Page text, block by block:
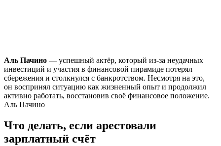
Аль Пачино — успешный актёр, который из-за неудачных
инвестиций и участия в финансовой пирамиде потерял
сбережения и столкнулся с банкротством. Несмотря на это,
он воспринял ситуацию как жизненный опыт и продолжил
активно работать, восстановив своё финансовое положение.
Аль Пачино
Что делать, если арестовали
зарплатный счёт